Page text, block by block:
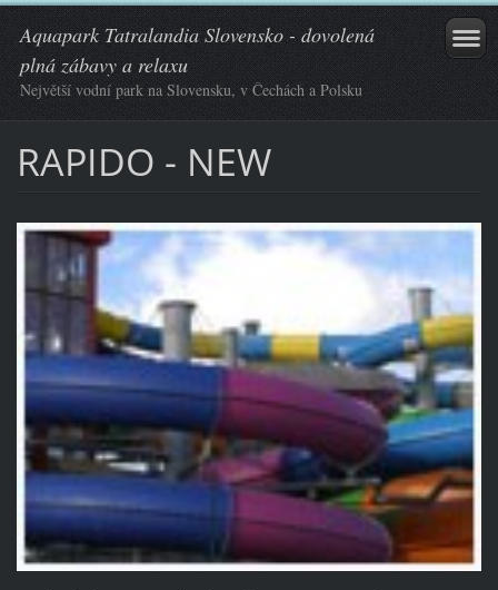
Aquapark Tatralandia Slovensko - dovolená
plná zábavy a relaxu
Největší vodní park na Slovensku, v Čechách a Polsku
RAPIDO - NEW